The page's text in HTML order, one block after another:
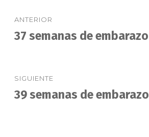
de
ANTERIOR
Entrada
37 semanas de embarazo
SIGUIENTE
Entrada
39 semanas de embarazo